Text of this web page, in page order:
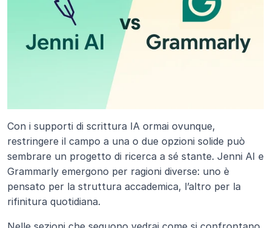
Con i supporti di scrittura IA ormai ovunque,
restringere il campo a una o due opzioni solide può
sembrare un progetto di ricerca a sé stante. Jenni AI e
Grammarly emergono per ragioni diverse: uno è
pensato per la struttura accademica, l’altro per la
rifinitura quotidiana.